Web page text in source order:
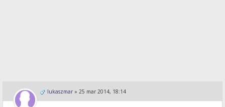
lukaszmar» 25 mar 2014, 18:14